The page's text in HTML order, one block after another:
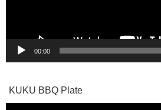
00:00
KUKU BBQ Plate